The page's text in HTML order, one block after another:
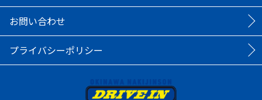
お問い合わせ
プライバシーポリシー